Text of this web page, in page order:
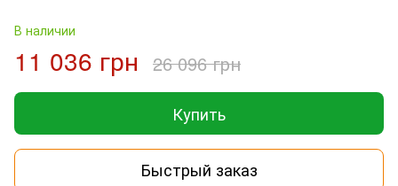
В наличии
11 036 грн 26 096 грн
Купить
Быстрый заказ